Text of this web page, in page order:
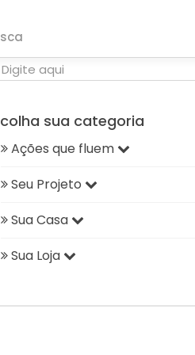
sua categoria
Ações que fluem
Seu Projeto
Sua Casa
Sua Loja